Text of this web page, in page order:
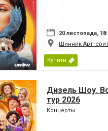
20 листопада,
Шинник-
Купити
Дизель Шоу.
тур 2026
Концерты